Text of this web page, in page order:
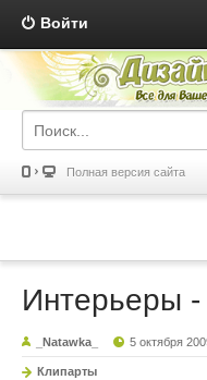
Войти
Полная версия сайта
Интерьеры
_Natawka_ 5 октября
Клипарты